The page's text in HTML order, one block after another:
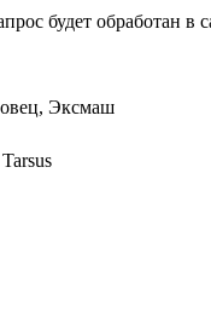
будет обработан в
Эксмаш